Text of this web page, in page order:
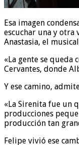
Esa imagen
escuchar una y otra
Anastasia, el
«La gente se queda
Cervantes, donde
Y ese camino,
«La Sirenita fue un
producciones
producción tan
Felipe vivió ese